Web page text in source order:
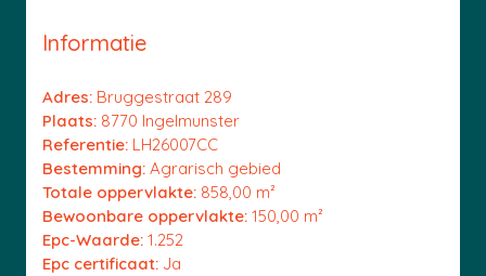
Informatie
Adres: Bruggestraat 289
Plaats: 8770 Ingelmunster
Referentie: LH26007CC
Bestemming: Agrarisch gebied
Totale oppervlakte: 858,00 m²
Bewoonbare oppervlakte: 150,00 m²
Epc-Waarde: 1.252
Epc certificaat: Ja